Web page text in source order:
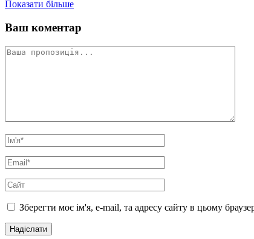
Показати більше
Ваш коментар
Зберегти моє ім'я, e-mail, та адресу сайту в цьому